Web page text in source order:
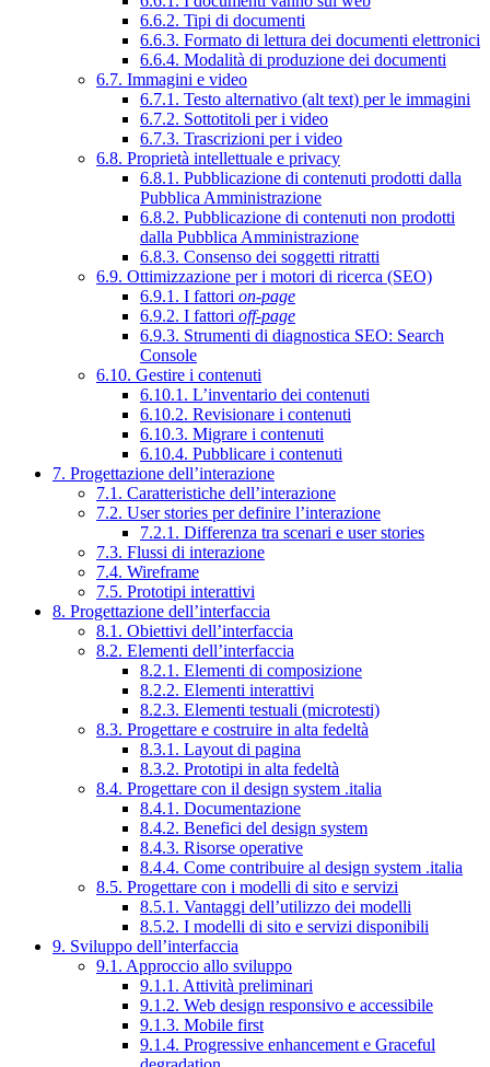
6.6.2. Tipi di documenti
6.6.3. Formato di lettura dei documenti elettronici
6.6.4. Modalità di produzione dei documenti
6.7. Immagini e video
6.7.1. Testo alternativo (alt text) per le immagini
6.7.2. Sottotitoli per i video
6.7.3. Trascrizioni per i video
6.8. Proprietà intellettuale e privacy
6.8.1. Pubblicazione di contenuti prodotti dalla
Pubblica Amministrazione
6.8.2. Pubblicazione di contenuti non prodotti
dalla Pubblica Amministrazione
6.8.3. Consenso dei soggetti ritratti
6.9. Ottimizzazione per i motori di ricerca (SEO)
6.9.1. I fattori on-page
6.9.2. I fattori off-page
6.9.3. Strumenti di diagnostica SEO: Search
Console
6.10. Gestire i contenuti
6.10.1. L’inventario dei contenuti
6.10.2. Revisionare i contenuti
6.10.3. Migrare i contenuti
6.10.4. Pubblicare i contenuti
7. Progettazione dell’interazione
7.1. Caratteristiche dell’interazione
7.2. User stories per definire l’interazione
7.2.1. Differenza tra scenari e user stories
7.3. Flussi di interazione
7.4. Wireframe
7.5. Prototipi interattivi
8. Progettazione dell’interfaccia
8.1. Obiettivi dell’interfaccia
8.2. Elementi dell’interfaccia
8.2.1. Elementi di composizione
8.2.2. Elementi interattivi
8.2.3. Elementi testuali (microtesti)
8.3. Progettare e costruire in alta fedeltà
8.3.1. Layout di pagina
8.3.2. Prototipi in alta fedeltà
8.4. Progettare con il design system .italia
8.4.1. Documentazione
8.4.2. Benefici del design system
8.4.3. Risorse operative
8.4.4. Come contribuire al design system .italia
8.5. Progettare con i modelli di sito e servizi
8.5.1. Vantaggi dell’utilizzo dei modelli
8.5.2. I modelli di sito e servizi disponibili
9. Sviluppo dell’interfaccia
9.1. Approccio allo sviluppo
9.1.1. Attività preliminari
9.1.2. Web design responsivo e accessibile
9.1.3. Mobile first
9.1.4. Progressive enhancement e Graceful